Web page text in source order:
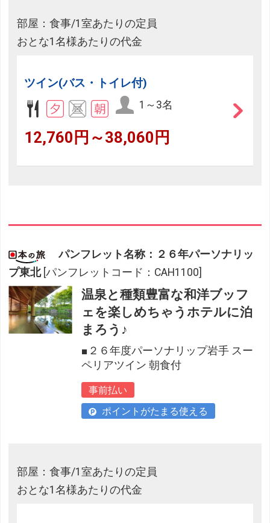
部屋：食事/1室あたりの定員
おとな1名様あたりの代金
ツイン(バス・トイレ付)
1～3名
12,760円～38,060円
パンフレット名称：２６年パーソナリッ
プ東北 [パンフレットコード：CAH1100]
温泉と種類豊富な和洋ブッフ
ェを楽しめちゃうホテルに泊
まろう♪
■２６年度パーソナリップ岩手 スー
ペリアツイン 朝食付
事前払い
ポイントがたまる使える
部屋：食事/1室あたりの定員
おとな1名様あたりの代金